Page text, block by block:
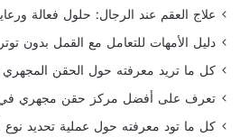
علاج العقم عند الرجال: حلول فعالة
دليل الأمهات للتعامل مع القمل بدون
كل ما تريد معرفته حول الحقن
تعرف على أفضل مركز حقن مجهري في
كل ما تود معرفته حول عملية تحديد نوع